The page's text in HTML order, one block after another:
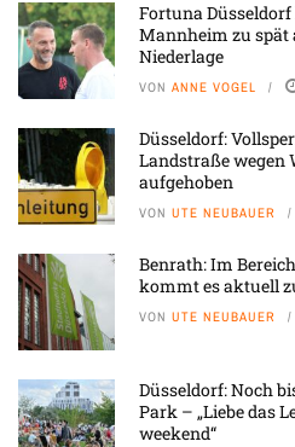
Fortuna
Mannheim zu spät
Niederlage
VON ANNE VOGEL
Düsseldorf:
Landstraße wegen
aufgehoben
VON UTE NEUBAUER
Benrath: Im
kommt es aktuell
VON UTE NEUBAUER
Düsseldorf: Noch
Park – „Liebe das
weekend“